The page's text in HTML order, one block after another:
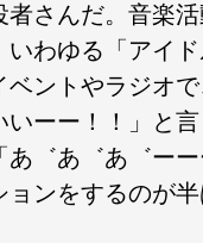
さんだ。音楽
わゆる「アイ
ベントやラジオ
いーー！！」と
゛あ゛あ゛ー
ンをするのが